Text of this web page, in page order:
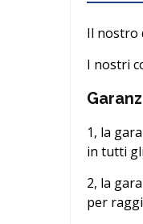
Il nostro
I nostri
1, la
in tutti
2, la
per